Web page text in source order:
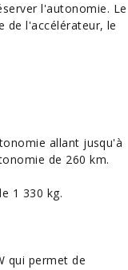
l'autonomie. Le
de l'accélérateur, le
allant jusqu'à
de 260 km.
1 330 kg.
qui permet de